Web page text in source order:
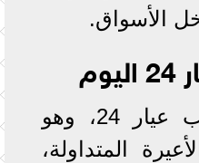
الأسواق.
ارتفع سعر الذهب عيار 24، وهو
المتداولة،